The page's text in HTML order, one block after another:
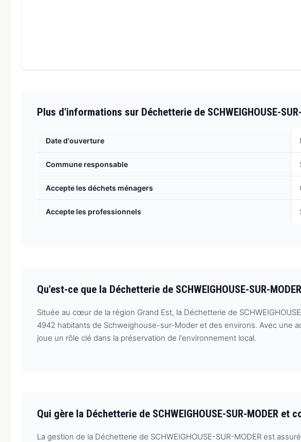
Plus d'informations sur Déchetterie de SCHWEIGHOUSE-
Date d'ouverture
Commune responsable
Accepte les déchets ménagers
Accepte les professionnels
Qu'est-ce que la Déchetterie de SCHWEIGHOUSE-SUR-
Située au cœur de la région Grand Est, la Déchetterie de
4942 habitants de Schweighouse-sur-Moder et des environs. Avec une
joue un rôle clé dans la préservation de l'environnement local.
Qui gère la Déchetterie de SCHWEIGHOUSE-SUR-MODER
La gestion de la Déchetterie de SCHWEIGHOUSE-SUR-MODER est